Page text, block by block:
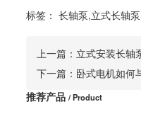
标签： 长轴泵,立式长轴
上一篇： 立式安装长轴
下一篇： 卧式电机如何
推荐产品 / Product